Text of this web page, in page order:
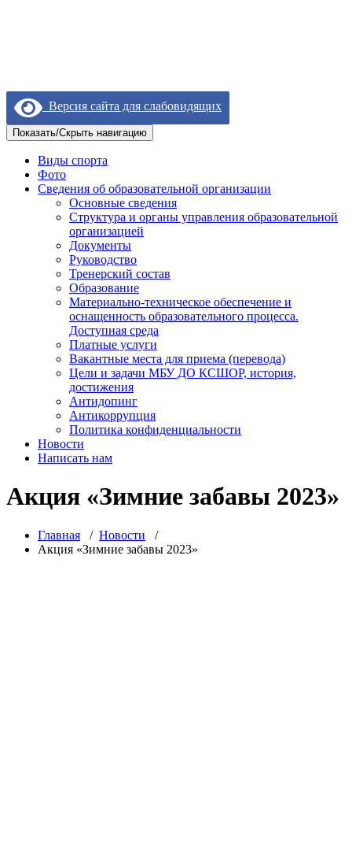
Версия сайта для слабовидящих
Показать/Скрыть навигацию
Виды спорта
Фото
Сведения об образовательной организации
Основные сведения
Структура и органы управления образовательной
организацией
Документы
Руководство
Тренерский состав
Образование
Материально-техническое обеспечение и
оснащенность образовательного процесса.
Доступная среда
Платные услуги
Вакантные места для приема (перевода)
Цели и задачи МБУ ДО КСШОР, история,
достижения
Антидопинг
Антикоррупция
Политика конфиденциальности
Новости
Написать нам
Акция «Зимние забавы 2023»
Главная / Новости /
Акция «Зимние забавы 2023»